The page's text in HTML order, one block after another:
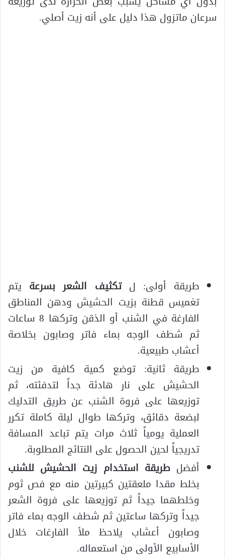
سرعان ماتزول هذا دليل على أنه زيت أصلي.
طريقة أولى: ل تكثيف الشعر بسرعة يتم
تغميس قطنة بزيت الحشيش ودهن المناطق
الفارغة في الشنب أو الذقن وتركها 8 ساعات
ثم شطف الوجه بماء فاتر وصابون بخلاصة
أعشاب طبيعية.
طريقة ثانية: توضع كمية كافية من زيت
الحشيش على نار هادئة جداً لتدفئته، ثم
توزيعها على فروة الشنب عن طريق التدليك
لبضعة دقائق، وتركها طوال ليلة كاملة تكرر
العملية يومياً ثلاث مرات يتم تباعد المسافة
تدريجياً لحين الحصول على النتائج المطلوبة.
أفضل طريقة استخدام زيت الحشيش للشنب
بخلط مقدا ملعقتين كبيرتين منه مع فص ثوم
وخلطهما جيداً ثم توزيعها على فروة الشعر
جيداً وتركها ساعتين ثم شطف الوجه بماء فاتر
وصابون أعشاب يلاحظ ملأ الفارغات خلال
الأسابيع الأولى من استعماله.